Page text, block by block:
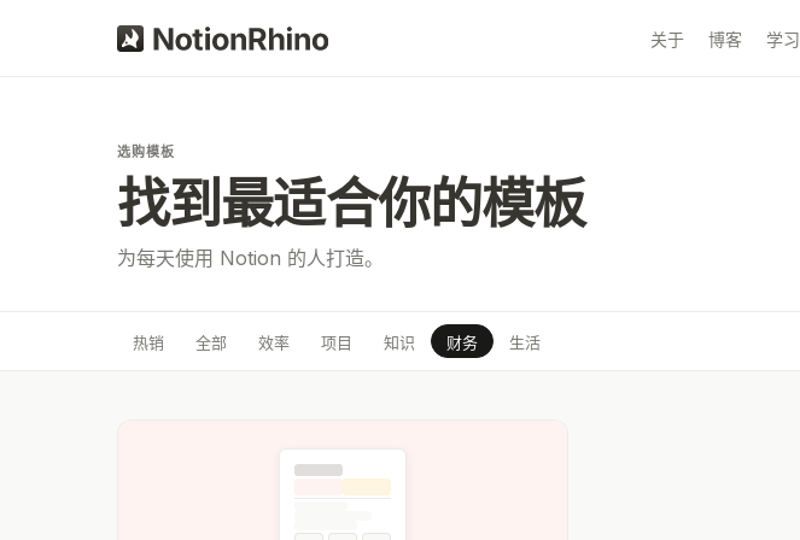
关于 博客 学习
选购模板
找到最适合你的模板
为每天使用 Notion 的人打造。
热销 全部 效率 项目 知识 财务 生活